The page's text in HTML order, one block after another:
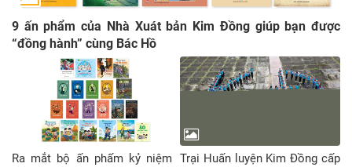
9 ấn phẩm của Nhà Xuát bản Kim Đồng giúp bạn được
“đồng hành” cùng Bác Hồ
Ra mắt bộ ấn phấm kỷ niệm Trại Huấn luyện Kim Đồng cấp